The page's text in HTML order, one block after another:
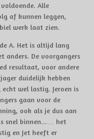
Alle
af kunnen leggen,
werk laat zien.
A. Het is altijd lang
anders. De voorgangers
resultaat, voor andere
duidelijk hebben
wel lastig. Jeroen is
gaan voor de
ook als je dus aan
snel binnen...… het
en Jet heeft er